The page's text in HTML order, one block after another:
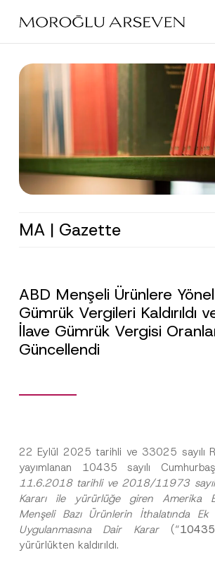
main
MA | Gazette
ABD Menşeli Ürünlere
Gümrük Vergileri Kaldırıldı
İlave Gümrük Vergisi
Güncellendi
22 Eylül 2025 tarihli ve 33025 sayılı
yayımlanan 10435 sayılı
11.6.2018 tarihli ve 2018/11973
Kararı ile yürürlüğe giren Amerika
Menşeli Bazı Ürünlerin İthalatında
Uygulanmasına Dair Karar(“
yürürlükten kaldırıldı.